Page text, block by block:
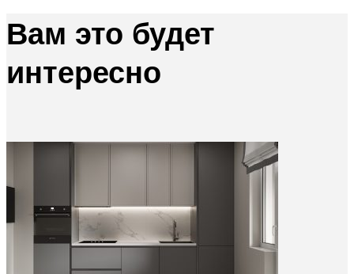
Вам это будет
интересно